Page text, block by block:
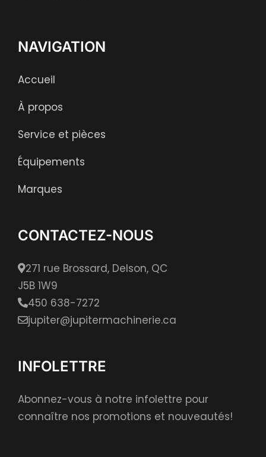
NAVIGATION
Accueil
À propos
Service et pièces
Équipements
Marques
CONTACTEZ-NOUS
271 rue Brossard, Delson, QC
J5B 1W9
450 638-7272
jupiter@jupitermachinerie.ca
INFOLETTRE
Abonnez-vous à notre infolettre pour
connaître nos promotions et nouveautés!